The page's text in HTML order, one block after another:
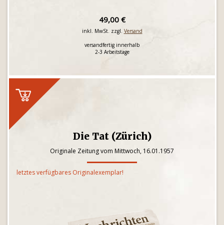
49,00 €
inkl. MwSt. zzgl. Versand
versandfertig innerhalb
2-3 Arbeitstage
Die Tat (Zürich)
Originale Zeitung vom Mittwoch, 16.01.1957
letztes verfügbares Originalexemplar!